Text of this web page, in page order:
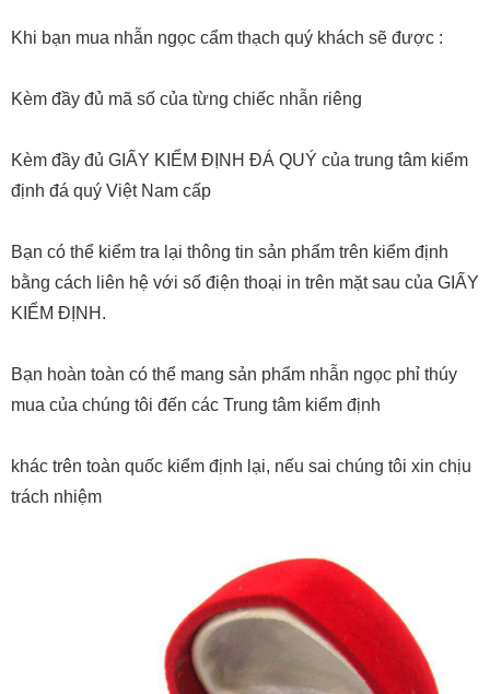
Khi bạn mua nhẫn ngọc cẩm thạch quý khách sẽ được :
Kèm đầy đủ mã số của từng chiếc nhẫn riêng
Kèm đầy đủ GIẤY KIỂM ĐỊNH ĐÁ QUÝ của trung tâm kiểm
định đá quý Việt Nam cấp
Bạn có thể kiểm tra lại thông tin sản phẩm trên kiểm định
bằng cách liên hệ với số điện thoại in trên mặt sau của GIẤY
KIỂM ĐỊNH.
Bạn hoàn toàn có thể mang sản phẩm nhẫn ngọc phỉ thúy
mua của chúng tôi đến các Trung tâm kiểm định
khác trên toàn quốc kiểm định lại, nếu sai chúng tôi xin chịu
trách nhiệm